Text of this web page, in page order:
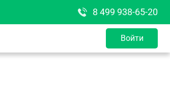
8 499 938-65-20
Войти